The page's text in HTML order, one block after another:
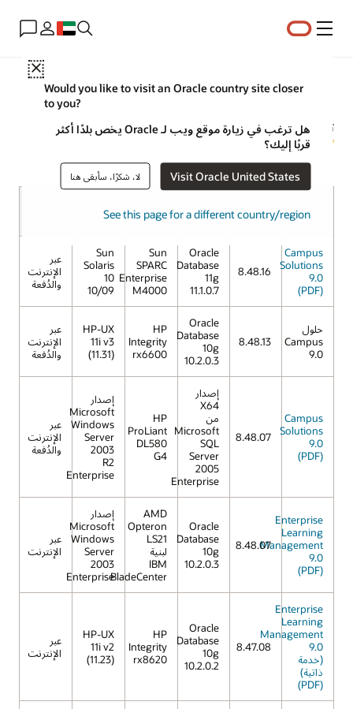
القائمة
Close
Would you like to visit an Oracle country site closer
to you?
هل ترغب في زيارة موقع ويب لـ Oracle يخص بلدًا أكثر
قربًا إليك؟
Visit Oracle United States لا، شكرًا، سأبقى هنا
See this page for a different country/region
تقارير أداء معايير PeopleSoft
منتج إصدار
البيانات
خادم
التشغيل
Campus
Solutions
9.0
(PDF)
8.48.16
Oracle
Database
11g
11.1.0.7
Sun
SPARC
Enterprise
M4000
Sun
Solaris
10
10/09
عبر
الإنترنت
والدُفعة
حلول
Campus
9.0
8.48.13
Oracle
Database
10g
10.2.0.3
HP
Integrity
rx6600
HP-UX
11i v3
(11.31)
عبر
الإنترنت
والدُفعة
Campus
Solutions
9.0
(PDF)
8.48.07
إصدار
X64
من
Microsoft
SQL
Server
2005
Enterprise
HP
ProLiant
DL580
G4
إصدار
Microsoft
Windows
Server
2003
R2
Enterprise
عبر
الإنترنت
والدُفعة
Enterprise
Learning
Management
9.0
(PDF)
8.48.07
Oracle
Database
10g
10.2.0.3
AMD
Opteron
LS21
لبنية
IBM
BladeCenter
إصدار
Microsoft
Windows
Server
2003
Enterprise
عبر
الإنترنت
Enterprise
Learning
Management
9.0
(خدمة
ذاتية)
(PDF)
8.47.08
Oracle
Database
10g
10.2.0.2
HP
Integrity
rx8620
HP-UX
11i v2
(11.23)
عبر
الإنترنت